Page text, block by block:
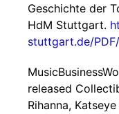
Geschichte der
HdM Stuttgart.
stuttgart.de/
released
Rihanna,